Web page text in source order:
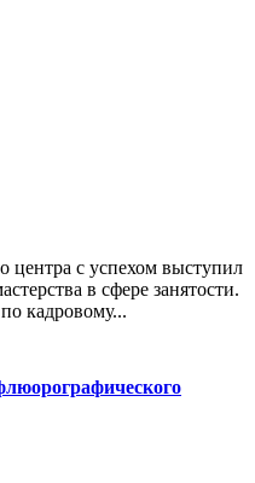
центра с успехом выступил
в сфере занятости.
кадровому...